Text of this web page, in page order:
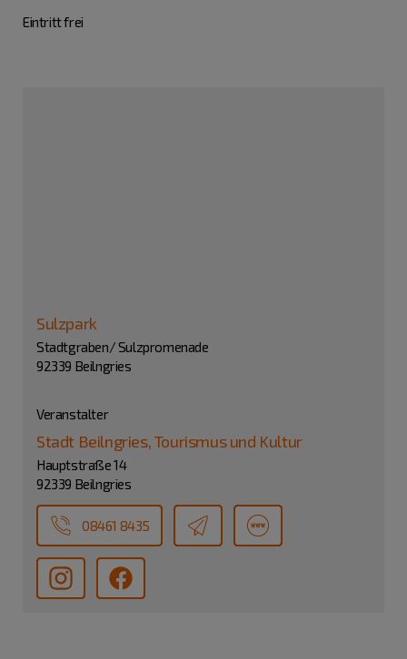
Eintritt frei
Sulzpark
Stadtgraben/ Sulzpromenade
92339 Beilngries
Veranstalter
Stadt Beilngries, Tourismus und Kultur
Hauptstraße 14
92339 Beilngries
08461 8435